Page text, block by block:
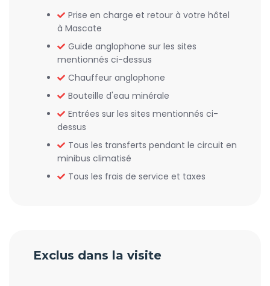
Prise en charge et retour à votre hôtel
à Mascate
Guide anglophone sur les sites
mentionnés ci-dessus
Chauffeur anglophone
Bouteille d'eau minérale
Entrées sur les sites mentionnés ci-
dessus
Tous les transferts pendant le circuit en
minibus climatisé
Tous les frais de service et taxes
Exclus dans la visite